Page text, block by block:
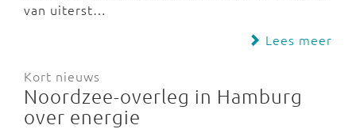
van uiterst…
Lees meer
Kort nieuws
Noordzee-overleg in Hamburg
over energie